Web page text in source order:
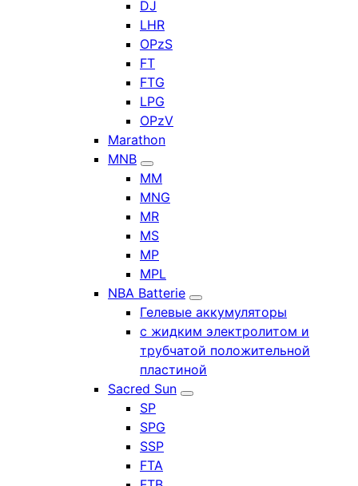
DJ
LHR
OPzS
FT
FTG
LPG
OPzV
Marathon
MNB
MM
MNG
MR
MS
MP
MPL
NBA Batterie
Гелевые аккумуляторы
с жидким электролитом и
трубчатой положительной
пластиной
Sacred Sun
SP
SPG
SSP
FTA